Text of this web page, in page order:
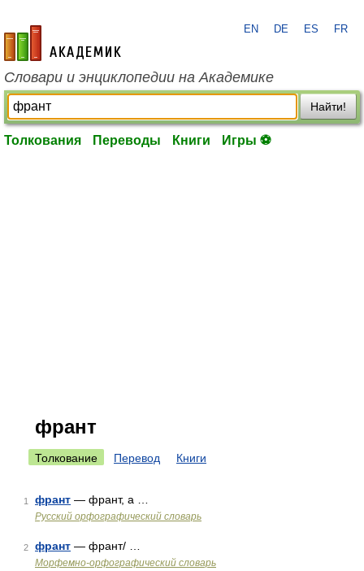
academic.ru
EN DE ES FR
Словари и энциклопедии на Академике
Найти!
Толкования Переводы Книги Игры ⚽
франт
Толкование Перевод Книги
1 франт — франт, а …
Русский орфографический словарь
2 франт — франт/ …
Морфемно-орфографический словарь